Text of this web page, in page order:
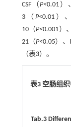
CSF（P<0.01）
3（ P<0.01）
10（P<0.001）
21（P<0.05）、
（表3）。
表3 空肠组织
Tab.3